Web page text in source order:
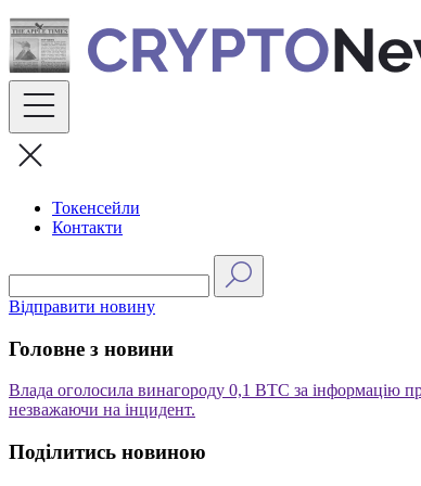
Skip
to
content
Токенсейли
Контакти
Відправити новину
Головне з новини
Влада оголосила винагороду 0,1 BTC за інформацію
незважаючи на інцидент.
Поділитись новиною